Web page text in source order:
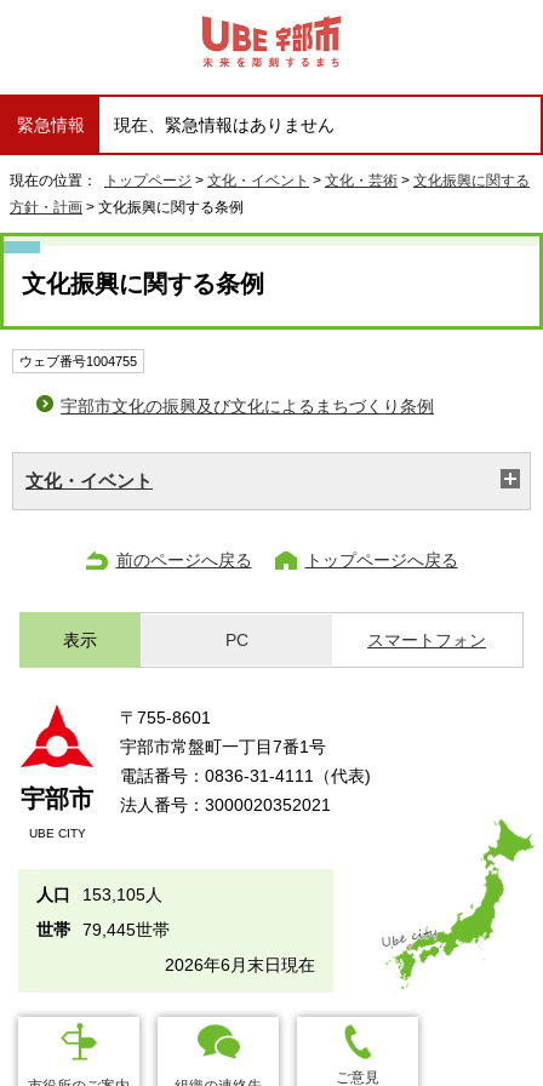
緊急情報 現在、緊急情報はありません
現在の位置： トップページ > 文化・イベント > 文化・芸術 > 文化振興に関する
方針・計画 > 文化振興に関する条例
文化振興に関する条例
ウェブ番号1004755
宇部市文化の振興及び文化によるまちづくり条例
文化・イベント
前のページへ戻る トップページへ戻る
表示 PC スマートフォン
宇部市
UBE CITY
〒755-8601
宇部市常盤町一丁目7番1号
電話番号：0836-31-4111（代表)
法人番号：3000020352021
人口
153,105人
世帯
79,445世帯
2026年6月末日現在
ご意見